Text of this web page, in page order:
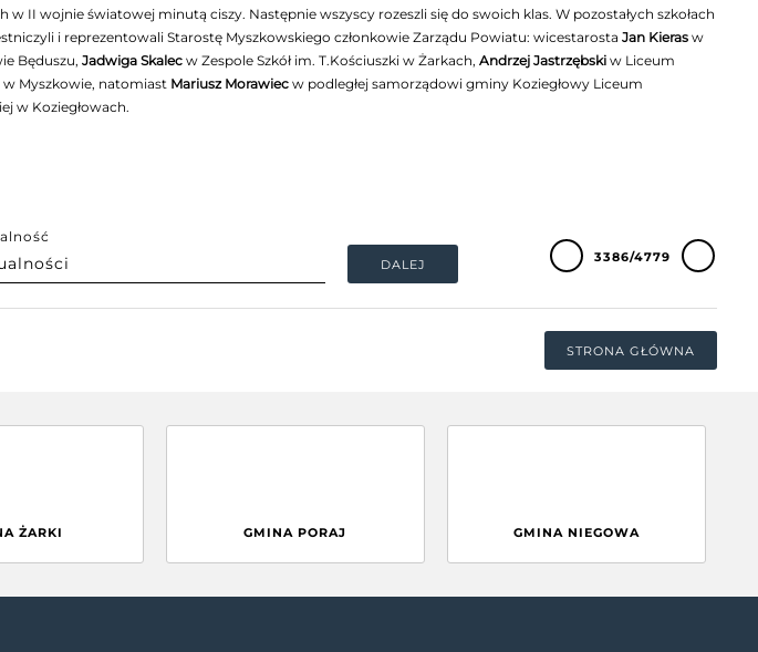
w II wojnie światowej minutą ciszy. Następnie wszyscy rozeszli się do swoich klas. W pozostałych szkołach
i reprezentowali Starostę Myszkowskiego członkowie Zarządu Powiatu: wicestarosta Jan Kierasw
Będuszu, Jadwiga Skalecw Zespole Szkół im. T.Kościuszki w Żarkach, Andrzej Jastrzębskiw Liceum
w Myszkowie, natomiast Mariusz Morawiecw podległej samorządowi gminy Koziegłowy Liceum
w Koziegłowach.
DALEJ 3386/4779
STRONA GŁÓWNA
ŻARKI GMINA PORAJ GMINA NIEGOWA